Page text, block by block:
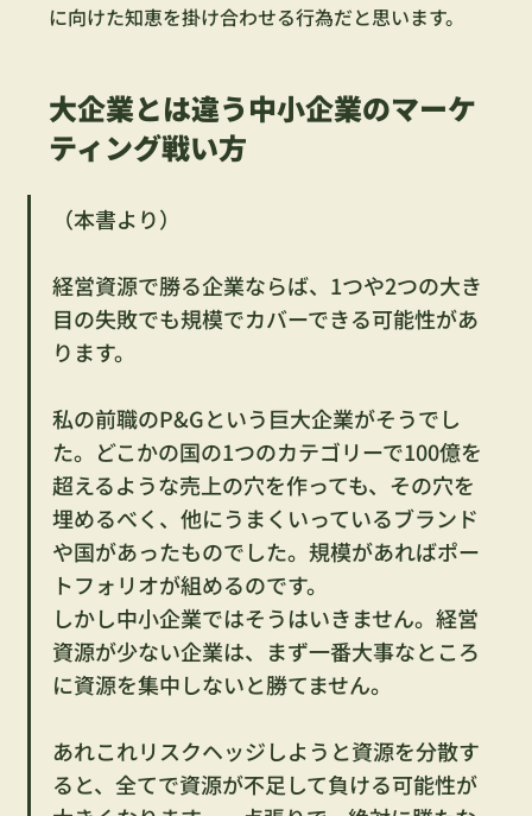
に向けた知恵を掛け合わせる行為だと思います。
大企業とは違う中小企業のマーケ
ティング戦い方
（本書より）
経営資源で勝る企業ならば、1つや2つの大き
目の失敗でも規模でカバーできる可能性があ
ります。
私の前職のP&Gという巨大企業がそうでし
た。どこかの国の1つのカテゴリーで100億を
超えるような売上の穴を作っても、その穴を
埋めるべく、他にうまくいっているブランド
や国があったものでした。規模があればポー
トフォリオが組めるのです。
しかし中小企業ではそうはいきません。経営
資源が少ない企業は、まず一番大事なところ
に資源を集中しないと勝てません。
あれこれリスクヘッジしようと資源を分散す
ると、全てで資源が不足して負ける可能性が